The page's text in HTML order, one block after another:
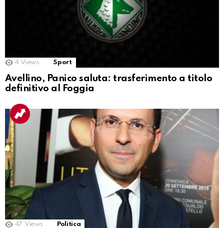
4 Views Sport
Avellino, Panico saluta: trasferimento a titolo
definitivo al Foggia
47 Views Politica